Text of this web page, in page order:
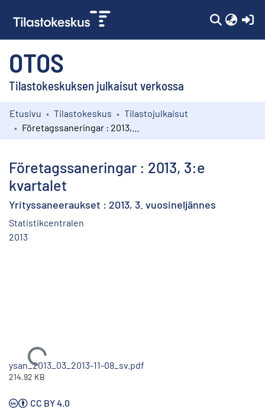
OTOS
Tilastokeskuksen julkaisut verkossa
Kokoelmat
Etusivu Tilastokeskus
Tilastojulkaisut
Företagssaneringar : 2013, 3:e
kvartalet
Yrityssaneeraukset : 2013, 3. vuosineljännes
Statistikcentralen
2013
Ladataan...
ysan_2013_03_2013-11-08_sv.pdf
214.92 KB
CC BY 4.0